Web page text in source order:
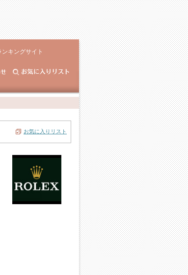
キングサイト
お気に入りリスト